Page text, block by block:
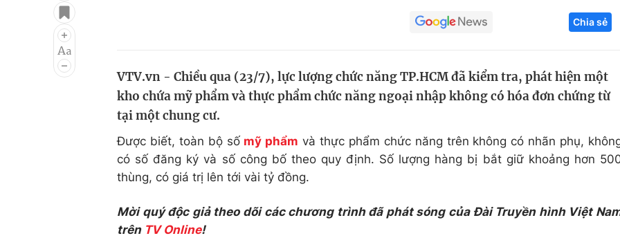
Điện ảnh
Âm nhạc
Chất lượng cuộc sống
Tuyển sinh
Hitech Công
Thị trường
Chia sẻ
VTV.vn - Chiều qua (23/7), lực lượng chức năng TP.HCM đã kiểm tra, phát hiện một
kho chứa mỹ phẩm và thực phẩm chức năng ngoại nhập không có hóa đơn chứng từ
tại một chung cư.
Được biết, toàn bộ số mỹ phẩm và thực phẩm chức năng trên không có nhãn phụ,
có số đăng ký và số công bố theo quy định. Số lượng hàng bị bắt giữ khoảng hơn
thùng, có giá trị lên tới vài tỷ đồng.
Mời quý độc giả theo dõi các chương trình đã phát sóng của Đài Truyền hình Việt
trên TV Online!